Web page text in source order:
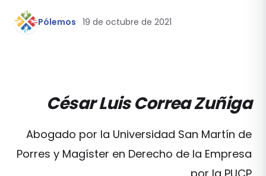
Pólemos 19 de octubre de 2021
César Luis Correa Zuñiga
Abogado por la Universidad San Martín de
Porres y Magíster en Derecho de la Empresa